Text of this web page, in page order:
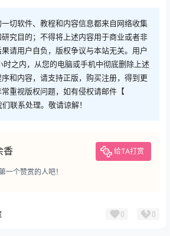
切软件、教程和内容信息都来自网络收集
究目的；不得将上述内容用于商业或者非
请用户自负，版权争议与本站无关。用户
之内，从您的电脑或手机中彻底删除上述
和内容，请支持正版，购买注册，得到更
重视版权问题，如有侵权请邮件【
联系处理。敬请谅解！
香 给TA打赏
一个赞赏的人吧！
0 0